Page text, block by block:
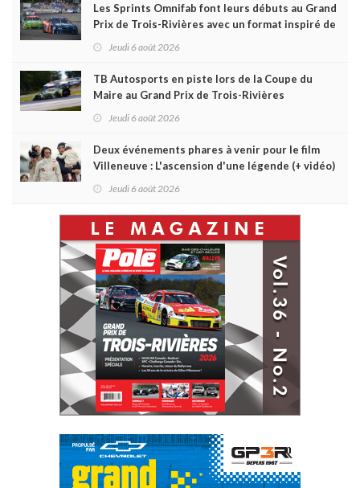
Les Sprints Omnifab font leurs débuts au Grand
Prix de Trois-Rivières avec un format inspiré de
Jeudi 6 août 2026
TB Autosports en piste lors de la Coupe du
Maire au Grand Prix de Trois-Rivières
Jeudi 6 août 2026
Deux événements phares à venir pour le film
Villeneuve : L'ascension d'une légende (+ vidéo)
Jeudi 6 août 2026